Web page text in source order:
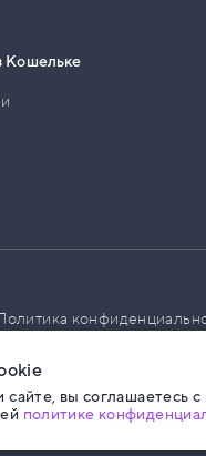
Кошельке
вы соглашаетесь
политике